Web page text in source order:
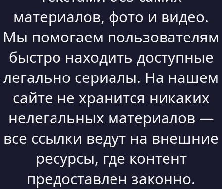
материалов, фото и видео.
Мы помогаем пользователям
быстро находить доступные
легально сериалы. На нашем
сайте не хранится никаких
нелегальных материалов —
все ссылки ведут на внешние
ресурсы, где контент
предоставлен законно.